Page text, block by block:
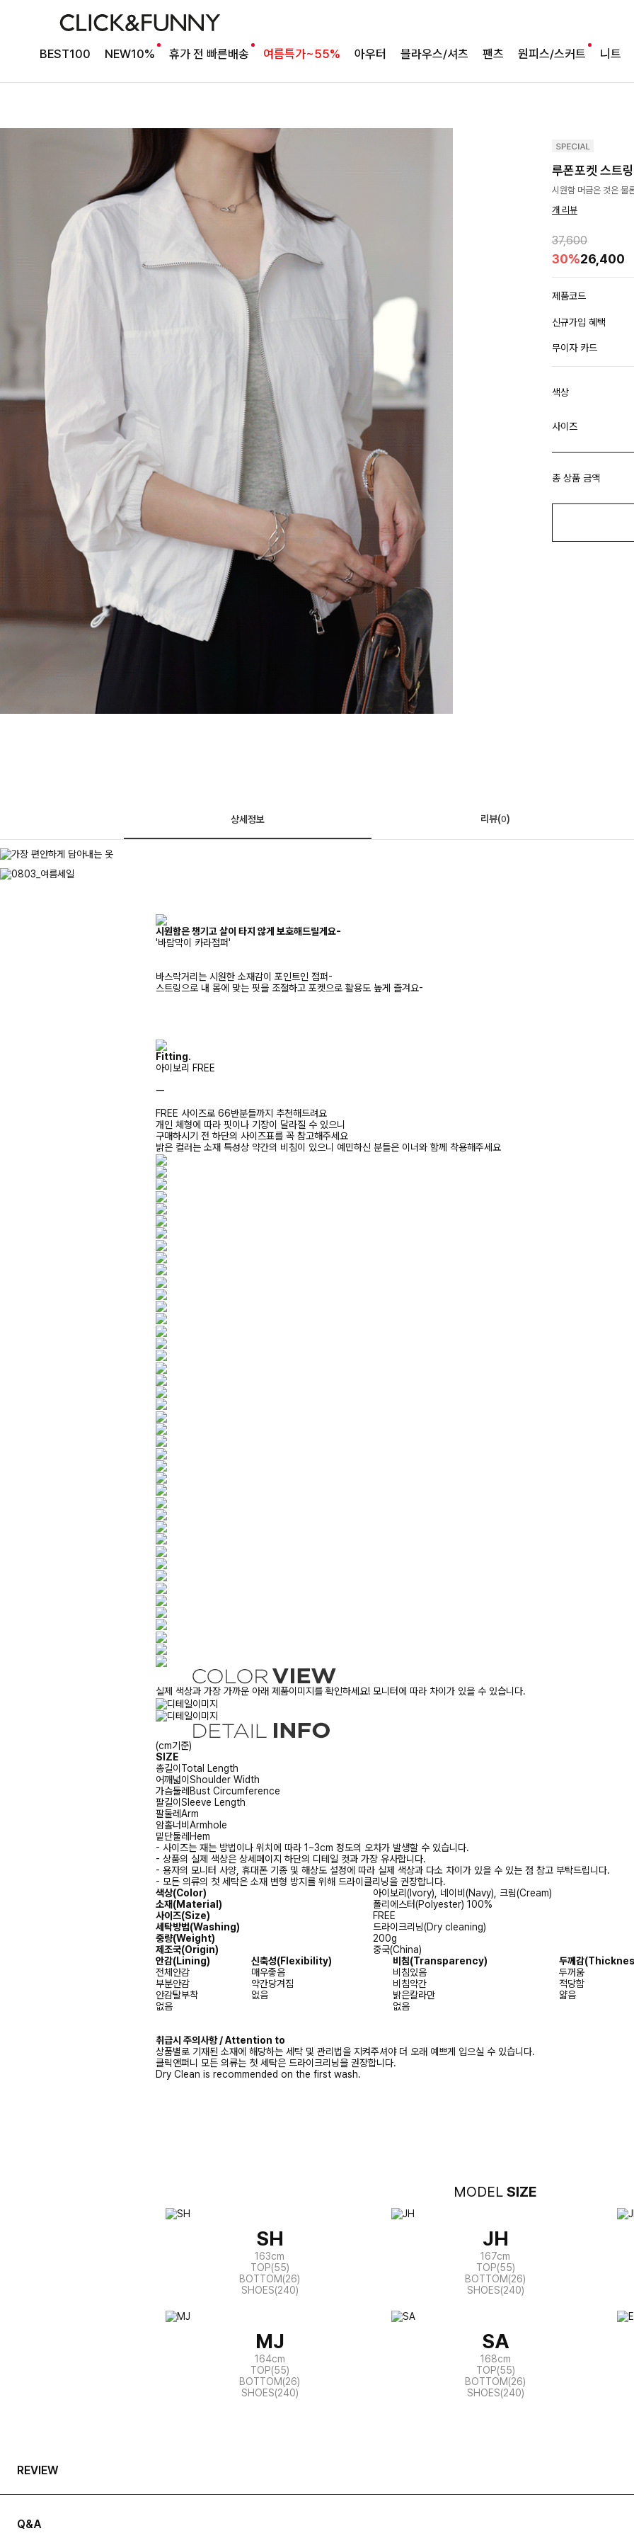
BEST100 NEW10% 휴가 전 빠른배송 여름특가~55% 아우터 블라우스/셔츠 팬츠 원피스/스커트 니트
루폰포켓 스트
시원함 머금은 것은 물
개 리뷰
37,600
30%26,400
제품코드
신규가입 혜택
무이자 카드
색상
사이즈
총 상품 금액
상세정보 리뷰(0)
시원함은 챙기고 살이 타지 않게 보호해드릴게요-
'바람막이 카라점퍼'
바스락거리는 시원한 소재감이 포인트인 점퍼-
스트링으로 내 몸에 맞는 핏을 조절하고 포켓으로 활용도 높게 즐겨요-
Fitting.
아이보리 FREE
ㅡ
FREE 사이즈로 66반분들까지 추천해드려요
개인 체형에 따라 핏이나 기장이 달라질 수 있으니
구매하시기 전 하단의 사이즈표를 꼭 참고해주세요
밝은 컬러는 소재 특성상 약간의 비침이 있으니 예민하신 분들은 이너와 함께 착용해주세요
실제 색상과 가장 가까운 아래 제품이미지를 확인하세요! 모니터에 따라 차이가 있을 수 있습니다.
(cm기준)
SIZE
총길이 Total Length
어깨넓이 Shoulder Width
가슴둘레 Bust Circumference
팔길이 Sleeve Length
팔둘레Arm
암홀너비 Armhole
밑단둘레 Hem
- 사이즈는 재는 방법이나 위치에 따라 1~3cm 정도의 오차가 발생할 수 있습니다.
- 상품의 실제 색상은 상세페이지 하단의 디테일 컷과 가장 유사합니다.
- 용자의 모니터 사양, 휴대폰 기종 및 해상도 설정에 따라 실제 색상과 다소 차이가 있을 수 있는 점 참고 부탁드립니다.
- 모든 의류의 첫 세탁은 소재 변형 방지를 위해 드라이클리닝을 권장합니다.
색상(Color)
아이보리(Ivory), 네이비(Navy), 크림(Cream)
소재(Material)
폴리에스터(Polyester) 100%
사이즈(Size)
FREE
세탁방법(Washing)
드라이크리닝(Dry cleaning)
중량(Weight)
200g
제조국(Origin)
중국(China)
안감(Lining) 신축성(Flexibility) 비침(Transparency) 두께감
전체안감
매우좋음 비침있음
두꺼움
부분안감
약간당겨짐 비침약간
적당함
안감탈부착
없음 밝은칼라만
얇음
없음
없음
취급시 주의사항 / Attention to
상품별로 기재된 소재에 해당하는 세탁 및 관리법을 지켜주셔야 더 오래 예쁘게 입으실 수 있습니다.
클릭앤퍼니 모든 의류는 첫 세탁은 드라이크리닝을 권장합니다.
Dry Clean is recommended on the first wash.
MODEL SIZE
SH
163cm
TOP(55)
BOTTOM(26)
SHOES(240)
JH
167cm
TOP(55)
BOTTOM(26)
SHOES(240)
MJ
164cm
TOP(55)
BOTTOM(26)
SHOES(240)
SA
168cm
TOP(55)
BOTTOM(26)
SHOES(240)
REVIEW
Q&A